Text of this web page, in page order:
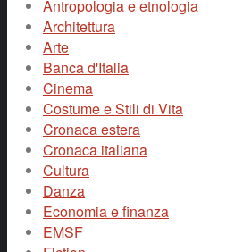
Antropologia e etnologia
Architettura
Arte
Banca d'Italia
Cinema
Costume e Stili di Vita
Cronaca estera
Cronaca italiana
Cultura
Danza
Economia e finanza
EMSF